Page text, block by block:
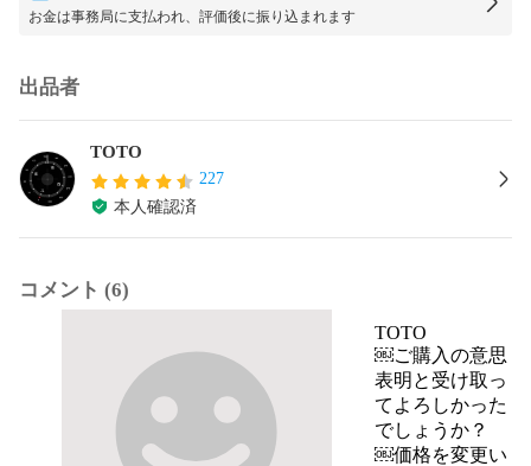
お金は事務局に支払われ、評価後に振り込まれます
出品者
TOTO
227
本人確認済
コメント (6)
TOTO
￼ご購入の意思
表明と受け取っ
てよろしかった
でしょうか？
￼価格を変更い